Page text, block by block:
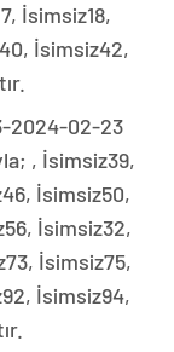
İsimsiz18,
İsimsiz42,
2024-02-23
, İsimsiz39,
İsimsiz50,
İsimsiz32,
İsimsiz75,
İsimsiz94,